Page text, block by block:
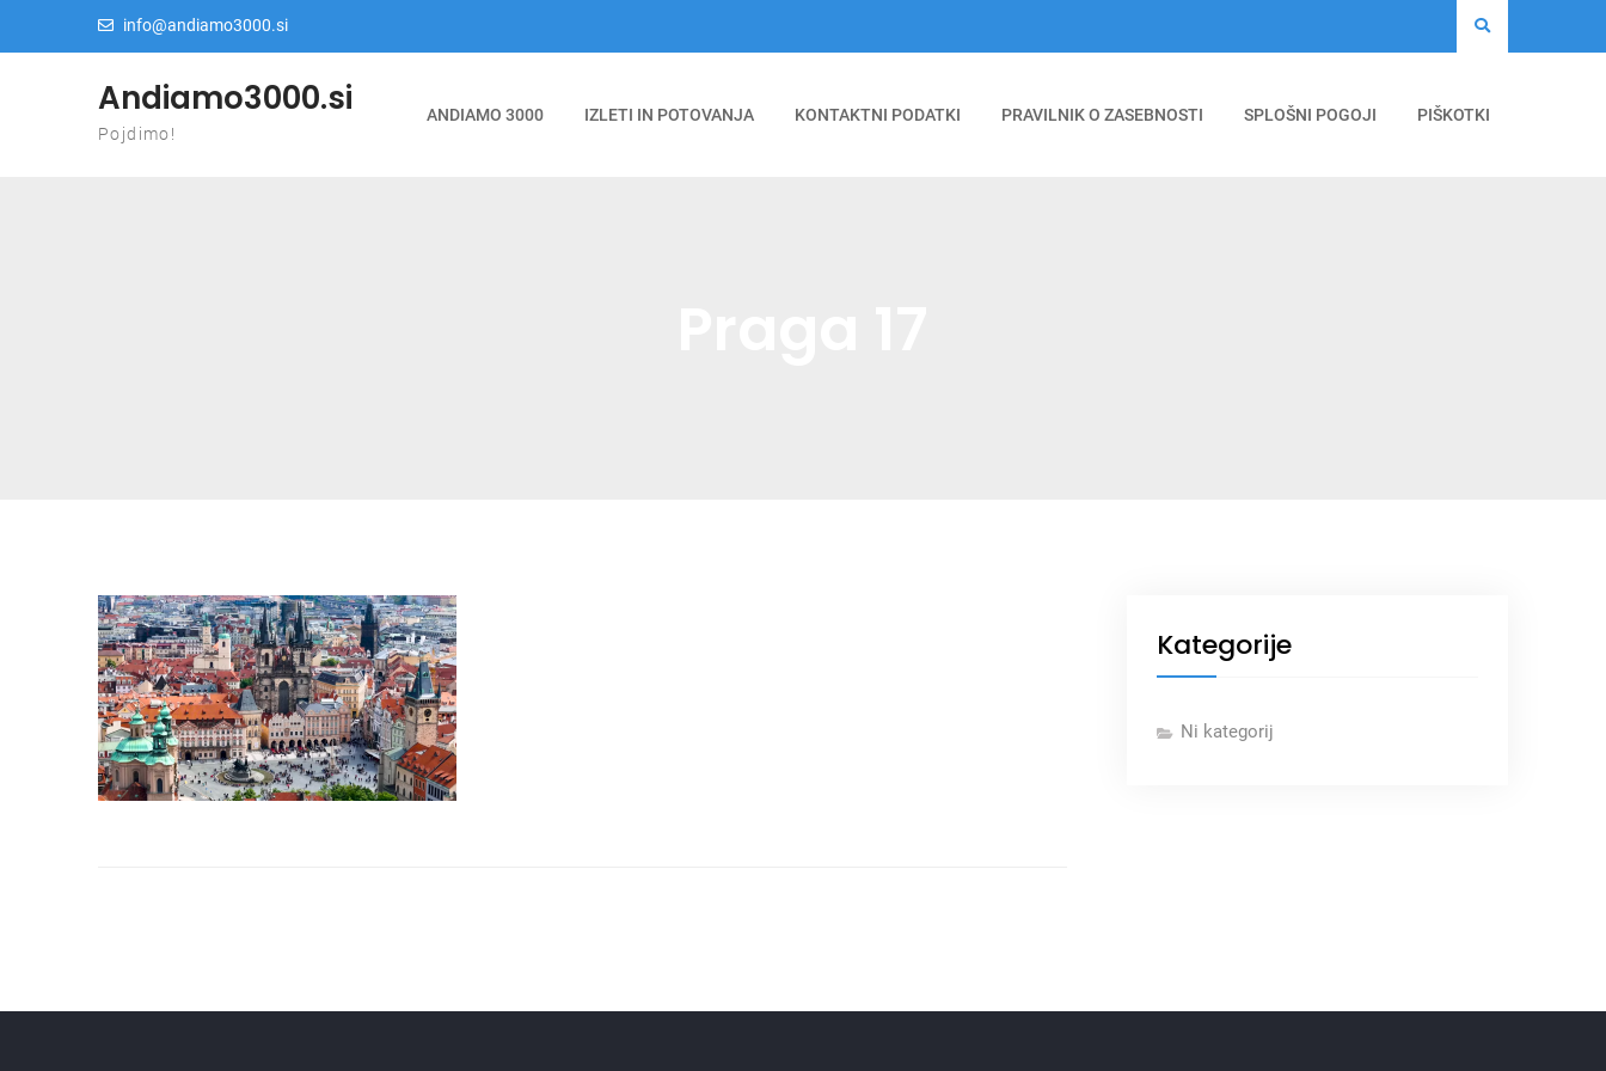
Skip to contentinfo@andiamo3000.si
Andiamo3000.si
Pojdimo!
ANDIAMO 3000 IZLETI IN POTOVANJA KONTAKTNI PODATKI PRAVILNIK O ZASEBNOSTI SPLOŠNI POGOJI PIŠKOTKI
Kategorije
Ni kategorij